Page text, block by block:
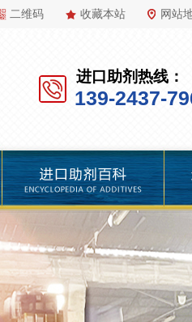
二维码 收藏本站 网站
进口助剂热线：
139-2437-
远峰简介